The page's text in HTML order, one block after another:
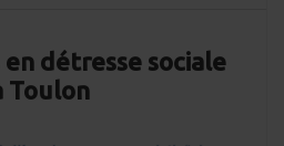
détresse sociale
Toulon